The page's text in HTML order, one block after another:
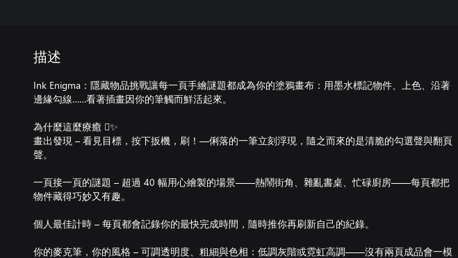
描述
Ink Enigma：隱藏物品挑戰讓每一頁手繪謎題都成為你的塗鴉畫布：用墨水標記物件、上色、沿著
邊緣勾線……看著插畫因你的筆觸而鮮活起來。
為什麼這麼療癒 ✨
畫出發現 – 看見目標，按下扳機，刷！—俐落的一筆立刻浮現，隨之而來的是清脆的勾選聲與翻頁
聲。
一頁接一頁的謎題 – 超過 40 幅用心繪製的場景——熱鬧街角、雜亂書桌、忙碌廚房——每頁都把
物件藏得巧妙又有趣。
個人最佳計時 – 每頁都會記錄你的最快完成時間，隨時推你再刷新自己的紀錄。
你的麥克筆，你的風格 – 可調透明度、粗細與色相：低調灰階或霓虹高調——沒有兩頁成品會一模